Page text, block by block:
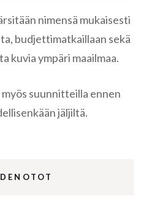
nimensä mukaisesti
budjettimatkaillaan sekä
kuvia ympäri maailmaa.
suunnitteilla ennen
jäljiltä.